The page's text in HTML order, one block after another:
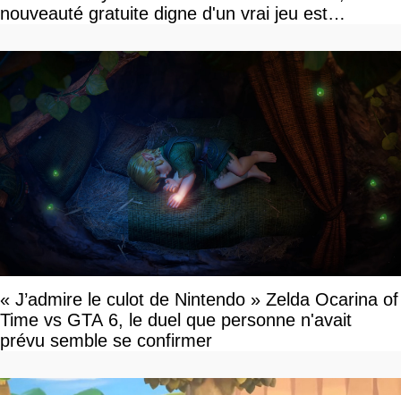
nouveauté gratuite digne d'un vrai jeu est
« J’admire le culot de Nintendo » Zelda Ocarina of
Time vs GTA 6, le duel que personne n'avait
prévu semble se confirmer